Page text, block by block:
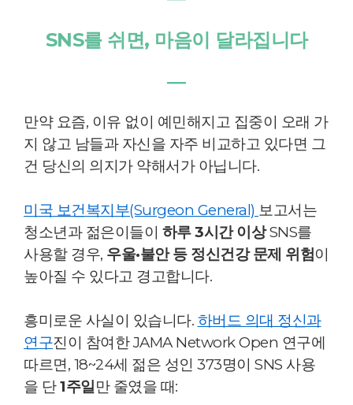
SNS를 쉬면, 마음이 달라집니다
―
만약 요즘, 이유 없이 예민해지고 집중이 오래 가
지 않고 남들과 자신을 자주 비교하고 있다면 그
건 당신의 의지가 약해서가 아닙니다.
미국 보건복지부(Surgeon General) 보고서는
청소년과 젊은이들이 하루 3시간 이상SNS를
사용할 경우, 우울·불안 등 정신건강 문제 위험이
높아질 수 있다고 경고합니다.
흥미로운 사실이 있습니다. 하버드 의대 정신과
연구진이 참여한 JAMA Network Open 연구에
따르면, 18~24세 젊은 성인 373명이 SNS 사용
을 단1주일만 줄였을 때: